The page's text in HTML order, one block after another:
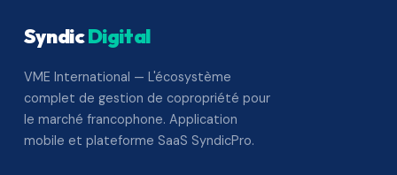
SyndicDigital
VME International — L'écosystème
complet de gestion de copropriété pour
le marché francophone. Application
mobile et plateforme SaaS SyndicPro.